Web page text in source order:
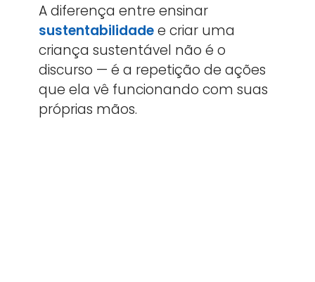
A diferença entre ensinar
sustentabilidadee criar uma
criança sustentável não é o
discurso — é a repetição de ações
que ela vê funcionando com suas
próprias mãos.